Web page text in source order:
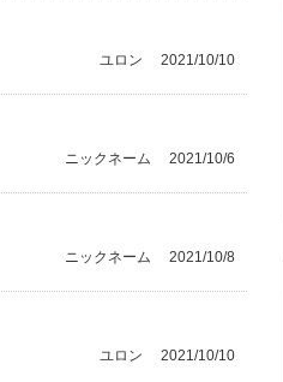
2021/10/10
ユロン
2021/10/6
ニックネーム
2021/10/8
ニックネーム
2021/10/10
ユロン